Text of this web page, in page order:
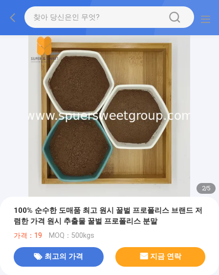
2/5
100% 순수한 도매품 최고 원시 꿀벌 프로폴리스 브랜드 저
렴한 가격 원시 추출물 꿀벌 프로폴리스 분말
가격：19 MOQ：500kgs
최고의 가격 지금 연락